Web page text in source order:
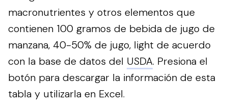
macronutrientes y otros elementos que
contienen 100 gramos de bebida de jugo de
manzana, 40-50% de jugo, light de acuerdo
con la base de datos del USDA. Presiona el
botón para descargar la información de esta
tabla y utilizarla en Excel.